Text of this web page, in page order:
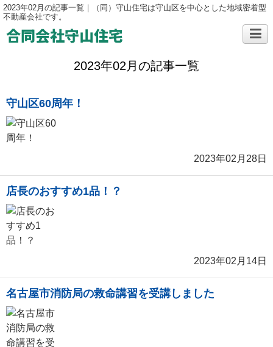
2023年02月の記事一覧｜（同）守山住宅は守山区を中心とした地域密着型
不動産会社です。
合同会社守山住宅
2023年02月の記事一覧
守山区60周年！
2023年02月28日
店長のおすすめ1品！？
2023年02月14日
名古屋市消防局の救命講習を受講しました